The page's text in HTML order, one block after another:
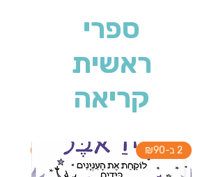
ספרי
ראשית
קריאה
2 ב-₪90